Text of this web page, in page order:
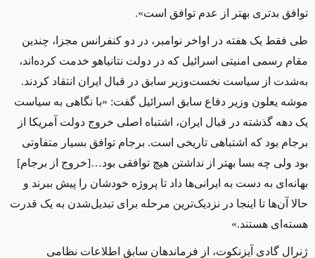
توافق بدتری بهتر از عدم توافق است».
طی فقط یک هفته در اواخر نوامبر، در دو کنفرانس مجزا، چندین
مقام رسمی امنیتی اسرائیل که در دولت نتانیاهو خدمت کرده‌اند،
به‌شدت از سیاست نخست‌وزیر سابق در قبال ایران انتقاد کردند.
موشه یعلون وزیر دفاع سابق اسرائیل گفت: «با نگاهی به سیاست
یک دهه گذشته در قبال ایران، اشتباه اصلی خروج دولت آمریکا از
برجام بود که اشتباهی تاریخی است. برجام توافق بسیار متفاوتی
بود ولی چه بسا بهتر از نداشتن هیچ توافقی بود…[خروج از برجام]
بهانه‌ای به دست به ایرانی‌ها داد تا پروژه خودشان را پیش ببرند و
حالا آن‌ها تا اینجا در نزدیک‌ترین مرحله برای تبدیل‌شدن به یک قدرت
هسته‌ای هستند.»
ژنرال گادی آیزنکوت، از فرماندهان سابق اطلاعات نظامی